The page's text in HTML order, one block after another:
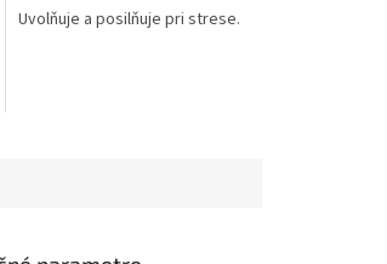
Uvolňuje a posilňuje pri strese.